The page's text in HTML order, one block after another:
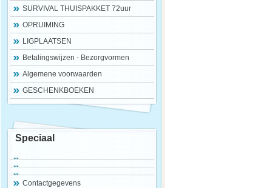
SURVIVAL THUISPAKKET 72uur
OPRUIMING
LIGPLAATSEN
Betalingswijzen - Bezorgvormen
Algemene voorwaarden
GESCHENKBOEKEN
Speciaal
Contactgegevens